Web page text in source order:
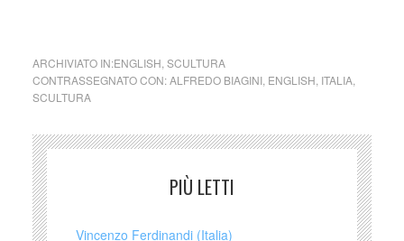
ARCHIVIATO IN:ENGLISH SCULTURA
CONTRASSEGNATO CON:ALFREDO BIAGINI, ENGLISH ITALIA,
SCULTURA
PIÙ LETTI
Vincenzo Ferdinandi (Italia)